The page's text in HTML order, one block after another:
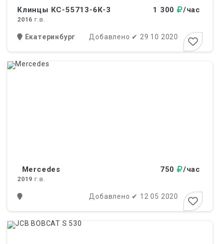
Клинцы КС-55713-6К-3 1 300 /час
2016 г.в.
Екатеринбург Добавлено ✔ 29 10 2020
Mercedes 750 /час
2019 г.в.
Добавлено ✔ 12 05 2020